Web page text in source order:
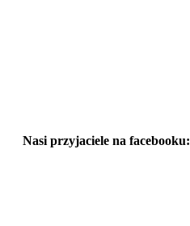
Nasi przyjaciele na facebooku: